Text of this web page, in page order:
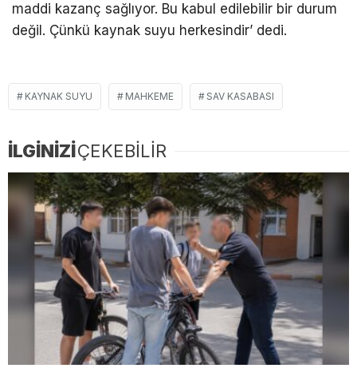
maddi kazanç sağlıyor. Bu kabul edilebilir bir durum
değil. Çünkü kaynak suyu herkesindir’ dedi.
KAYNAK SUYU MAHKEME SAV KASABASI
İLGİNİZİÇEKEBİLİR